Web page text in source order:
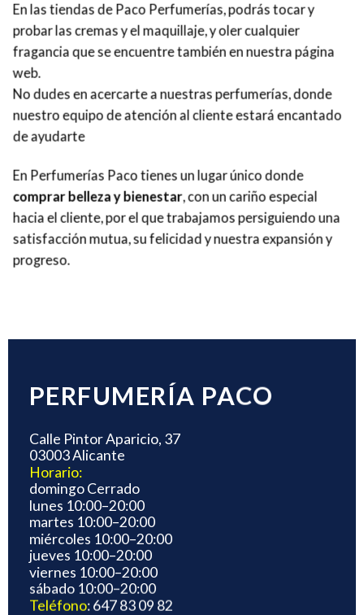
En las tiendas de Paco Perfumerías, podrás tocar y
probar las cremas y el maquillaje, y oler cualquier
fragancia que se encuentre también en nuestra página
web.
No dudes en acercarte a nuestras perfumerías, donde
nuestro equipo de atención al cliente estará encantado
de ayudarte
En Perfumerías Paco tienes un lugar único donde
comprar belleza y bienestar, con un cariño especial
hacia el cliente, por el que trabajamos persiguiendo una
satisfacción mutua, su felicidad y nuestra expansión y
progreso.
PERFUMERÍA PACO
Calle Pintor Aparicio, 37
03003 Alicante
Horario:
domingo Cerrado
lunes 10:00–20:00
martes 10:00–20:00
miércoles 10:00–20:00
jueves 10:00–20:00
viernes 10:00–20:00
sábado 10:00–20:00
Teléfono: 647 83 09 82